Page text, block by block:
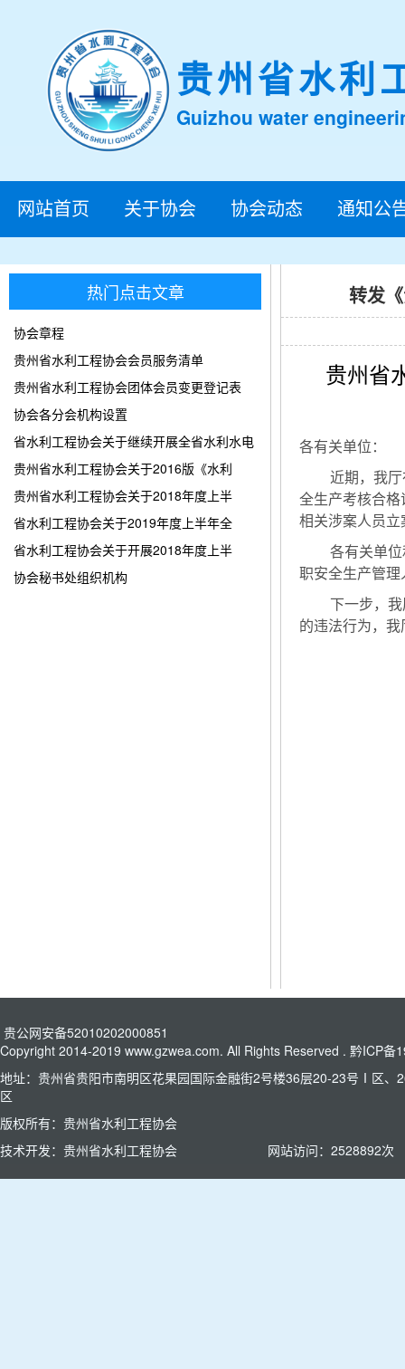
贵州省水利
Guizhou water
网站首页 关于协会 协会动态 通知公
热门点击文章
协会章程
贵州省水利工程协会会员服务清单
贵州省水利工程协会团体会员变更登记表
协会各分会机构设置
省水利工程协会关于继续开展全省水利水电
贵州省水利工程协会关于2016版《水利
贵州省水利工程协会关于2018年度上半
省水利工程协会关于2019年度上半年全
省水利工程协会关于开展2018年度上半
协会秘书处组织机构
转发
贵州省
各有关单位：
近期，我
全生产考核合
相关涉案人员
各有关单
职安全生产管
下一步，
的违法行为，
贵公网安备52010202000851
Copyright 2014-2019 www.gzwea.com. All Rights Reserved . 黔ICP备
地址：贵州省贵阳市南明区花果园国际金融街2号楼36层20-23号Ⅰ区
区
版权所有：贵州省水利工程协会
技术开发：贵州省水利工程协会
网站访问： 2528892次